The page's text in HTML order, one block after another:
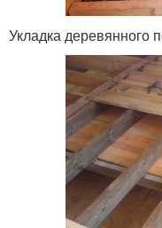
Укладка деревянного